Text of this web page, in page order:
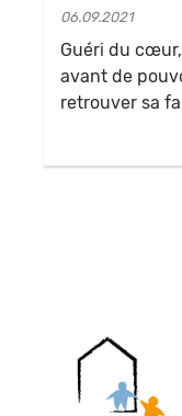
06.09.2021
Guéri du
avant de
retrouver sa